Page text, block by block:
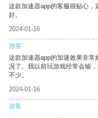
这款加速器app的客服很贴心
好。
2024-01-16
游客
这款加速器app的加速效果非
况了。我以前玩游戏经常会输
不少。
2024-01-16
游客